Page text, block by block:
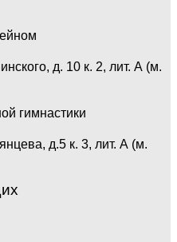
д. 10 к. 2, лит. А (м.
гимнастики
д.5 к. 3, лит. А (м.